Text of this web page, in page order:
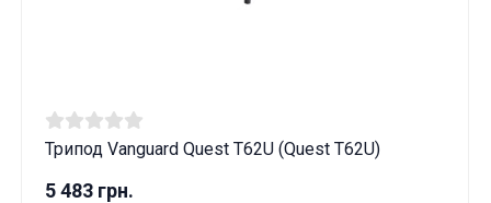
Трипод Vanguard Quest T62U (Quest T62U)
5 483 грн.